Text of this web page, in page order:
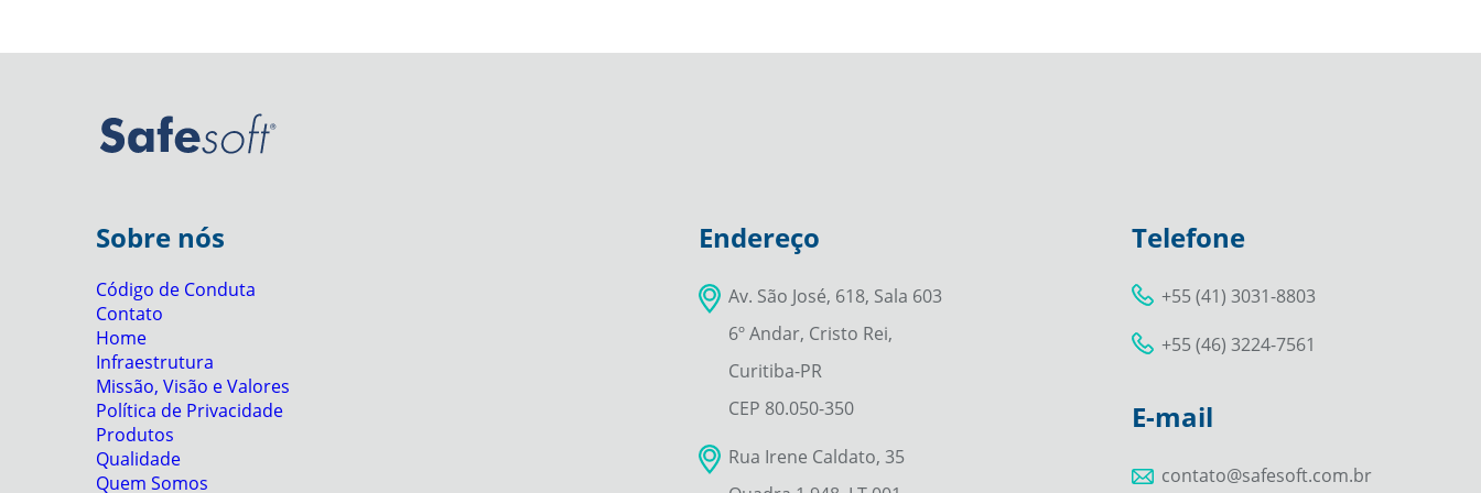
Sobre nós
Código de Conduta
Contato
Home
Infraestrutura
Missão, Visão e Valores
Política de Privacidade
Produtos
Qualidade
Quem Somos
Endereço
Av. São José, 618, Sala 603
6º Andar, Cristo Rei,
Curitiba-PR
CEP 80.050-350
Rua Irene Caldato, 35
Telefone
+55 (41) 3031-8803
+55 (46) 3224-7561
E-mail
contato@safesoft.com.br